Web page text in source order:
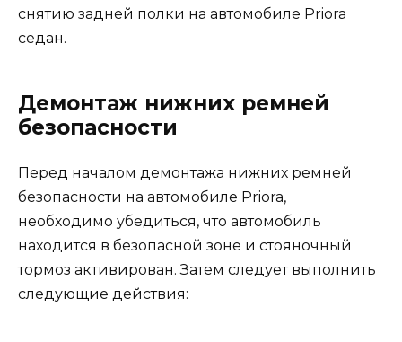
снятию задней полки на автомобиле Priora
седан.
Демонтаж нижних ремней
безопасности
Перед началом демонтажа нижних ремней
безопасности на автомобиле Priora,
необходимо убедиться, что автомобиль
находится в безопасной зоне и стояночный
тормоз активирован. Затем следует выполнить
следующие действия: